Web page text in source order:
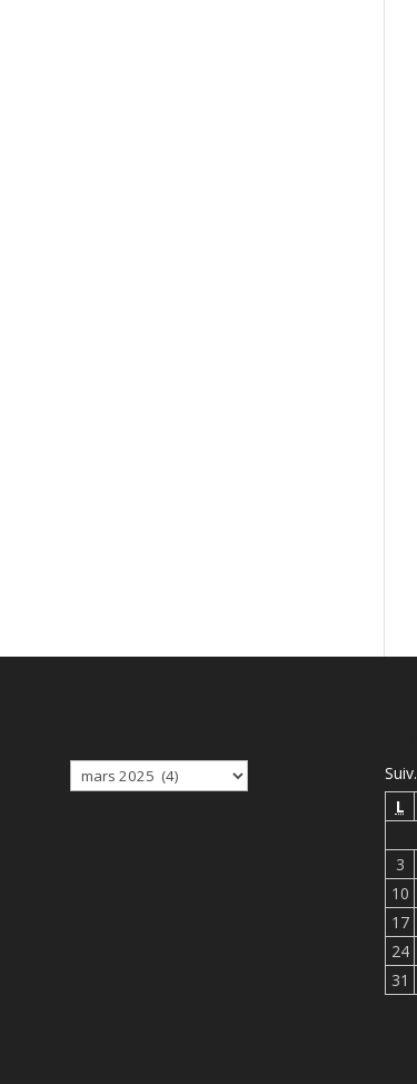
Archives Suiv.
L
3
10
17
24
31